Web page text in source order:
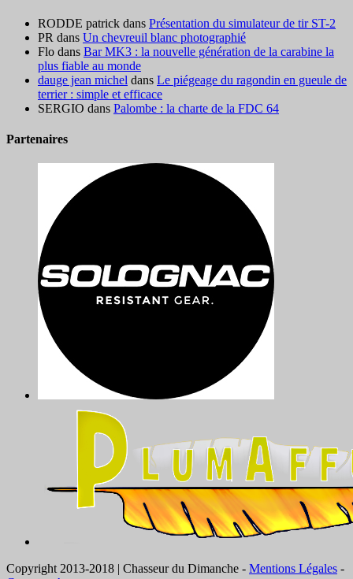
RODDE patrick dans Présentation du simulateur de tir ST-2
PR dans Un chevreuil blanc photographié
Flo dans Bar MK3 : la nouvelle génération de la carabine la
plus fiable au monde
dauge jean michel dans Le piégeage du ragondin en gueule de
terrier : simple et efficace
SERGIO dans Palombe : la charte de la FDC 64
Partenaires
Copyright 2013-2018 | Chasseur du Dimanche - Mentions Légales -